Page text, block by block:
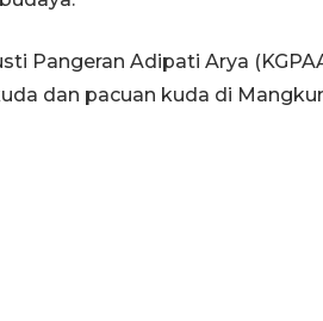
Pangeran Adipati Arya
dan pacuan kuda di